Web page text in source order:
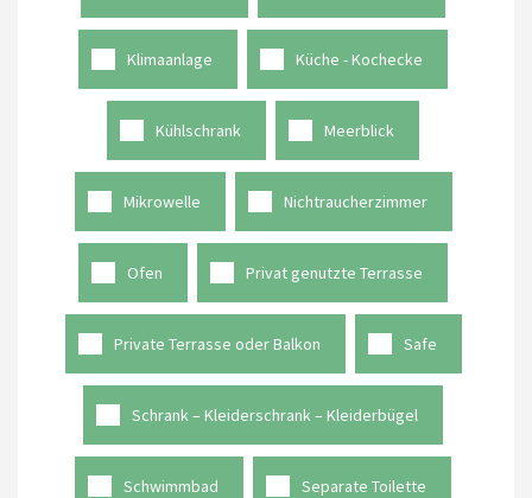
Klimaanlage Küche - Kochecke
Kühlschrank Meerblick
Mikrowelle Nichtraucherzimmer
Ofen Privat genutzte Terrasse
Private Terrasse oder Balkon Safe
Schrank – Kleiderschrank – Kleiderbügel
Schwimmbad Separate Toilette